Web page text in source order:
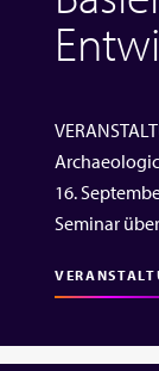
16.
Seminar